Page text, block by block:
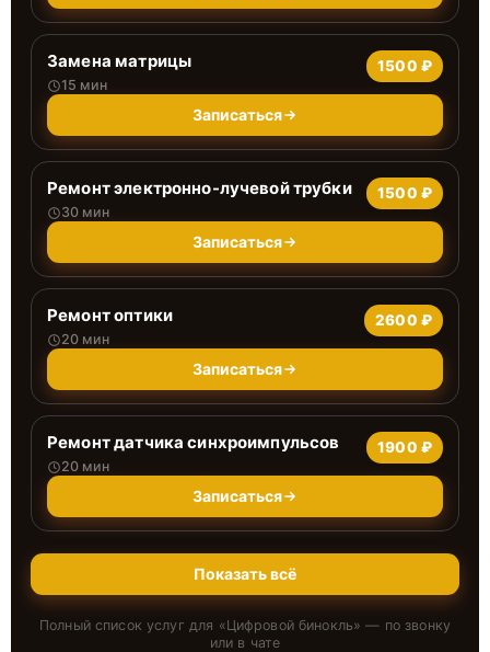
Замена матрицы
15 мин
1500 ₽
Записаться
Ремонт электронно-лучевой трубки
30 мин
1500 ₽
Записаться
Ремонт оптики
20 мин
2600 ₽
Записаться
Ремонт датчика синхроимпульсов
20 мин
1900 ₽
Записаться
Показать всё
Полный список услуг для «Цифровой бинокль» — по звонку
или в чате